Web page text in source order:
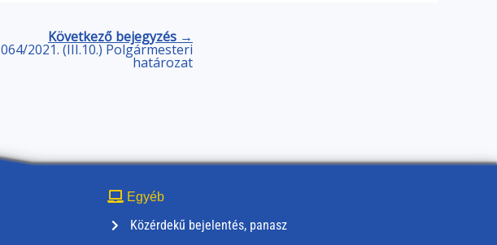
Következő bejegyzés →
064/2021. (III.10.) Polgármesteri
határozat
Egyéb
Közérdekű bejelentés, panasz